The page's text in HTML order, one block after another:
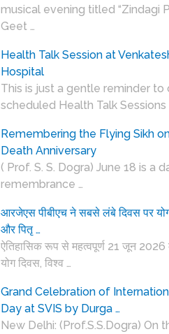
musical evening titled “Zindagi
Geet …
Health Talk Session at
Hospital
This is just a gentle reminder to
scheduled Health Talk Sessions
Remembering the Flying Sikh
Death Anniversary
( Prof. S. S. Dogra) June 18 is a
remembrance …
आरजेएस पीबीएच ने सबसे लंबे दिवस पर
और पितृ …
ऐतिहासिक रूप से महत्वपूर्ण 21 जून 2026
योग दिवस, विश्व …
Grand Celebration of
Day at SVIS by Durga …
New Delhi: (Prof.S.S.Dogra) On